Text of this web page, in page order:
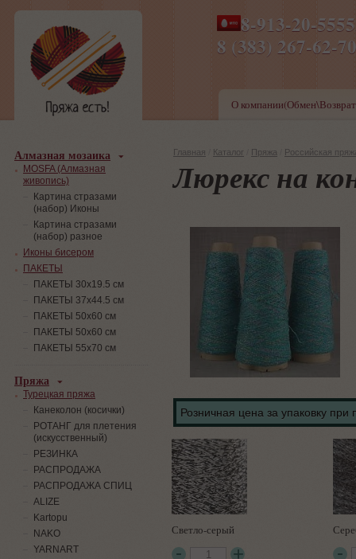
8-913-20-
8 (383) 267-
ПН-ПТ 8-17,СБ-ВС 9-
О
Главная Каталог Пряжа Российская
Люрекс на
Розничная цена за упаковку при
Светло-серый
Алмазная мозаика
MOSFA (Алмазная
живопись)
Картина стразами
(набор) Иконы
Картина стразами
(набор) разное
Иконы бисером
ПАКЕТЫ
ПАКЕТЫ 30х19.5 см
ПАКЕТЫ 37х44.5 см
ПАКЕТЫ 50х60 см
ПАКЕТЫ 50х60 см
ПАКЕТЫ 55х70 см
Пряжа
Турецкая пряжа
Канеколон (косички)
РОТАНГ для плетения
(искусственный)
PЕЗИНКА
РАСПРОДАЖА
РАСПРОДАЖА СПИЦ
ALIZE
Kartopu
NAKO
YARNART